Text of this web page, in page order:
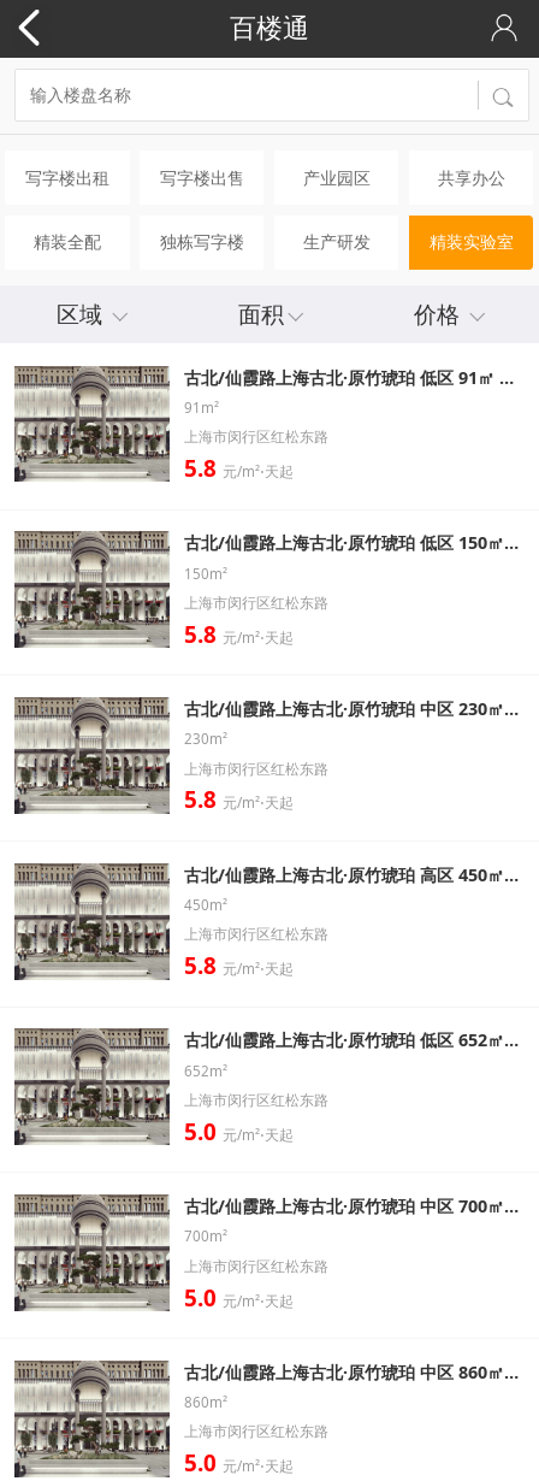
百楼通
写字楼出租 写字楼出售 产业园区 共享办公
精装全配 独栋写字楼 生产研发 精装实验室
区域 面积 价格
古北/仙霞路上海古北·原竹琥珀 低区 91㎡ 标准办公室出租信息
91m²
上海市闵行区红松东路
5.8 元/m²⋅天起
古北/仙霞路上海古北·原竹琥珀 低区 150㎡ 标准办公室出租信息
150m²
上海市闵行区红松东路
5.8 元/m²⋅天起
古北/仙霞路上海古北·原竹琥珀 中区 230㎡ 标准办公室出租信息
230m²
上海市闵行区红松东路
5.8 元/m²⋅天起
古北/仙霞路上海古北·原竹琥珀 高区 450㎡ 标准办公室出租信息
450m²
上海市闵行区红松东路
5.8 元/m²⋅天起
古北/仙霞路上海古北·原竹琥珀 低区 652㎡ 标准办公室出租信息
652m²
上海市闵行区红松东路
5.0 元/m²⋅天起
古北/仙霞路上海古北·原竹琥珀 中区 700㎡ 标准办公室出租信息
700m²
上海市闵行区红松东路
5.0 元/m²⋅天起
古北/仙霞路上海古北·原竹琥珀 中区 860㎡ 标准办公室出租信息
860m²
上海市闵行区红松东路
5.0 元/m²⋅天起